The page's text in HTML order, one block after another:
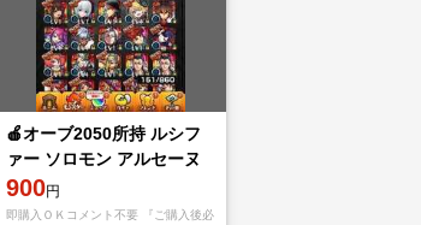
🍎オーブ2050所持 ルシフ
ァー ソロモン アルセーヌ
ネオ マサムネ2体🍎
900円
即購入ＯＫコメント不要 『ご購入後必